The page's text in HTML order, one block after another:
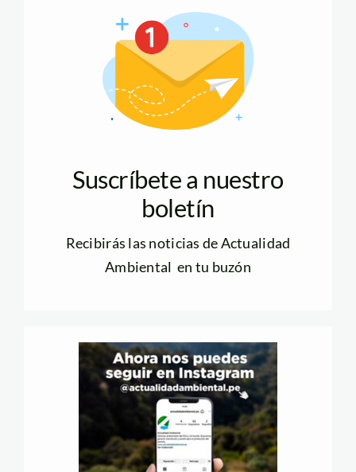
Suscríbete a nuestro
boletín
Recibirás las noticias de Actualidad
Ambiental en tu buzón